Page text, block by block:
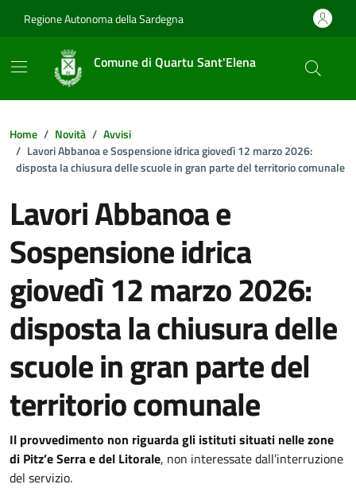
Regione Autonoma della Sardegna
Comune di Quartu Sant'Elena
Home Novità
Avvisi
Lavori Abbanoa e Sospensione idrica giovedì 12 marzo 2026:
disposta la chiusura delle scuole in gran parte del territorio comunale
Lavori Abbanoa e
Sospensione idrica
giovedì 12 marzo 2026:
disposta la chiusura delle
scuole in gran parte del
territorio comunale
Dettagli della notizia
Il provvedimento non riguarda gli istituti situati nelle zone
di Pitz’e Serra e del Litorale, non interessate dall’interruzione
del servizio.